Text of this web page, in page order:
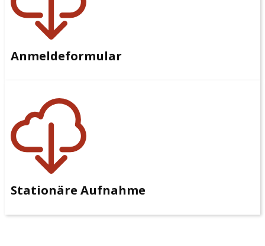
Anmeldeformular
Stationäre Aufnahme